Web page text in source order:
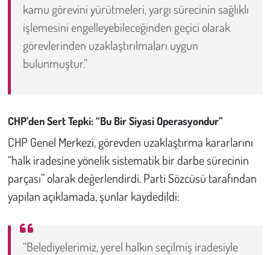
kamu görevini yürütmeleri, yargı sürecinin sağlıklı
işlemesini engelleyebileceğinden geçici olarak
görevlerinden uzaklaştırılmaları uygun
bulunmuştur.”
CHP’den Sert Tepki: “Bu Bir Siyasi Operasyondur”
CHP Genel Merkezi, görevden uzaklaştırma kararlarını
“halk iradesine yönelik sistematik bir darbe sürecinin
parçası” olarak değerlendirdi. Parti Sözcüsü tarafından
yapılan açıklamada, şunlar kaydedildi:
“Belediyelerimiz, yerel halkın seçilmiş iradesiyle